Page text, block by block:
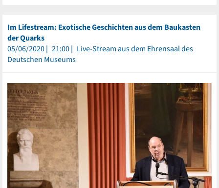
Im Lifestream: Exotische Geschichten aus dem Baukasten
der Quarks
05/06/2020
21:00
Live-Stream aus dem Ehrensaal des
Deutschen Museums